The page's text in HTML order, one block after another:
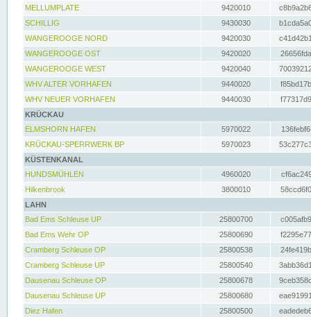
MELLUMPLATE
9420010
SCHILLIG
9430030
WANGEROOGE NORD
9420030
WANGEROOGE OST
9420020
WANGEROOGE WEST
9420040
WHV ALTER VORHAFEN
9440020
WHV NEUER VORHAFEN
9440030
KRÜCKAU
ELMSHORN HAFEN
5970022
KRÜCKAU-SPERRWERK BP
5970023
KÜSTENKANAL
HUNDSMÜHLEN
4960020
Hilkenbrook
3800010
LAHN
Bad Ems Schleuse UP
25800700
Bad Ems Wehr OP
25800690
Cramberg Schleuse OP
25800538
Cramberg Schleuse UP
25800540
Dausenau Schleuse OP
25800678
Dausenau Schleuse UP
25800680
Diez Hafen
25800500